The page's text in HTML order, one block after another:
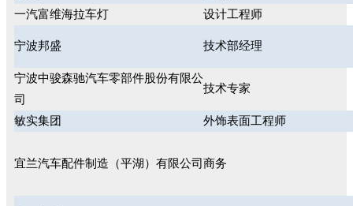
一汽富维海拉车灯
设计工程师
宁波邦盛 技术部经理
宁波中骏森驰汽车零部件股份有限公
司
技术专家
敏实集团 外饰表面工程师
宜兰汽车配件制造（平湖）有限公司商务